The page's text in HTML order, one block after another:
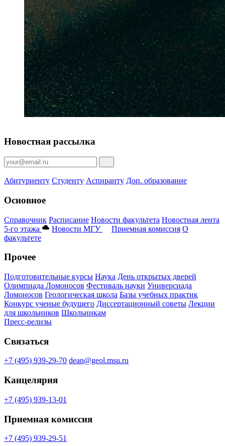
Новостная рассылка
Абитуриенту Студенту Аспиранту Доп. образование
Основное
Справочник Расписание Новости факультета Новостная лента
5-го этажа
Новости МГУ Приемная комиссия О
факультете
Прочее
Подготовительные курсы Наука День открытых дверей
Олимпиада Ломоносов Фестиваль науки Универсиада
Ломоносов Геологическая школа Базы учебных практик
Конкурс ученые будущего Диссертационный советы Лекции
для школьников Школьникам
Пресс-релизы
Связаться
+7 (495) 939-29-70 dean@geol.msu.ru
Канцелярия
+7 (495) 939-13-01
Приемная комиссия
+7 (495) 939-29-51